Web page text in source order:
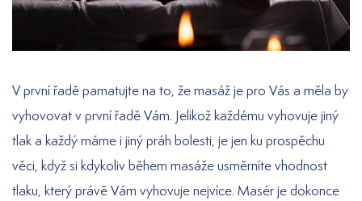
V první řadě pamatujte na to, že masáž je pro Vás a měla by
vyhovovat v první řadě Vám. Jelikož každému vyhovuje jiný
tlak a každý máme i jiný práh bolesti, je jen ku prospěchu
věci, když si kdykoliv během masáže usměrníte vhodnost
tlaku, který právě Vám vyhovuje nejvíce. Masér je dokonce